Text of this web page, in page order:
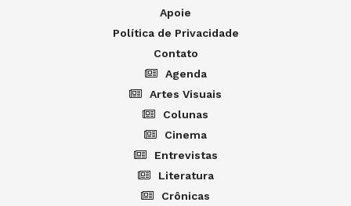
Apoie
Política de Privacidade
Contato
Agenda
Artes Visuais
Colunas
Cinema
Entrevistas
Literatura
Crônicas